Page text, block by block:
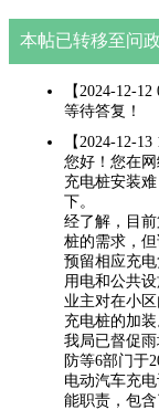
本帖已转移至问
【2024-12-
等待答复！
【2024-12-
您好！您在
充电桩安装
下。
经了解，目
桩的需求，
预留相应充
用电和公共
业主对在小
充电桩的加装
我局已督促
防等6部门于
电动汽车充
能职责，包